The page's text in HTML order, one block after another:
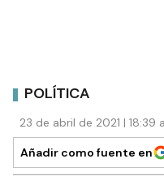
POLÍTICA
23 de abril de 2021 |
Añadir como fuente en